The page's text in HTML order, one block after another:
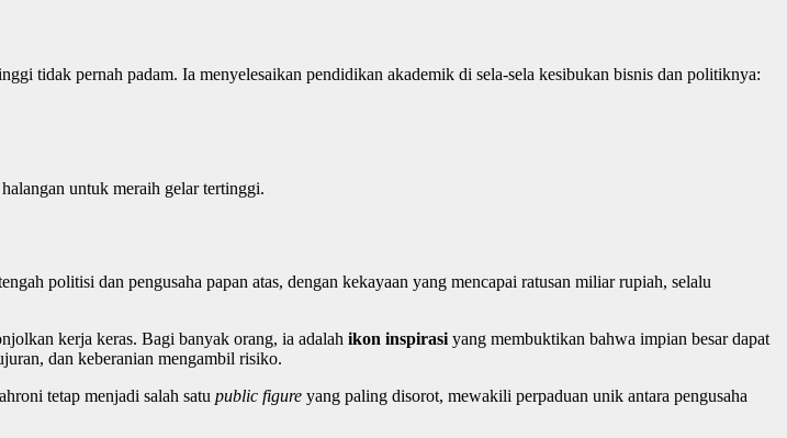
tidak pernah padam. Ia menyelesaikan pendidikan akademik di sela-sela kesibukan bisnis dan politiknya:
untuk meraih gelar tertinggi.
politisi dan pengusaha papan atas, dengan kekayaan yang mencapai ratusan miliar rupiah, selalu
kerja keras. Bagi banyak orang, ia adalah ikon inspirasi yang membuktikan bahwa impian besar dapat
dan keberanian mengambil risiko.
tetap menjadi salah satu public figure yang paling disorot, mewakili perpaduan unik antara pengusaha